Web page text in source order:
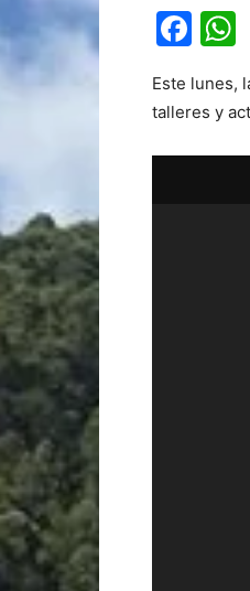
Este lunes,
talleres y